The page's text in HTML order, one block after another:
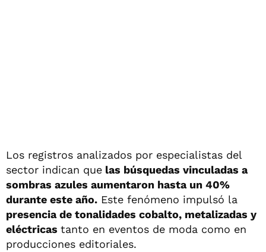
Los registros analizados por especialistas del
sector indican que las búsquedas vinculadas a
sombras azules aumentaron hasta un 40%
durante este año. Este fenómeno impulsó la
presencia de tonalidades cobalto, metalizadas y
eléctricas tanto en eventos de moda como en
producciones editoriales.